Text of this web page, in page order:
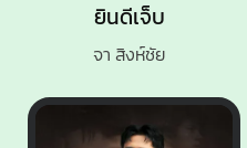
ยินดีเจ็บ
จา สิงห์ชัย